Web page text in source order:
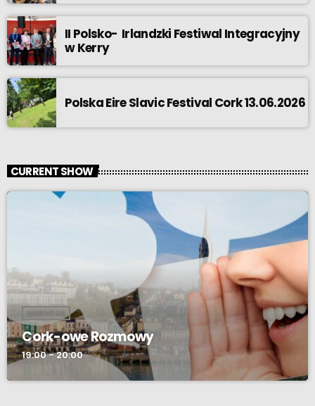
II Polsko- Irlandzki Festiwal Integracyjny
w Kerry
Polska Eire Slavic Festival Cork 13.06.2026
CURRENT SHOW
AUDYCJA
Cork-owe Rozmowy
19:00 - 20:00